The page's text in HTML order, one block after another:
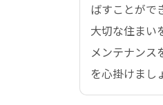
ばすことがで
大切な住まい
メンテナンス
を心掛けまし